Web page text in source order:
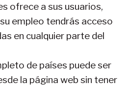
ofrece a sus usuarios,
empleo tendrás acceso
en cualquier parte del
de países puede ser
la página web sin tener